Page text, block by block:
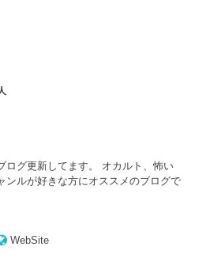
ログ更新してます。 オカルト、怖い
ンルが好きな方にオススメのブログで
WebSite